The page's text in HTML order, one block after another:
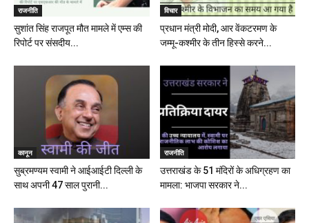
राजनीति
सुशांत सिंह राजपूत मौत मामले में एम्स की
रिपोर्ट पर संसदीय...
विचार
प्रधान मंत्री मोदी, आर वेंकटरमण के
जम्मू-कश्मीर के तीन हिस्से करने...
कानून
सुब्रमण्यम स्वामी ने आईआईटी दिल्ली के
साथ अपनी 47 साल पुरानी...
राजनीति
उत्तराखंड के 51 मंदिरों के अधिग्रहण का
मामला: भाजपा सरकार ने...